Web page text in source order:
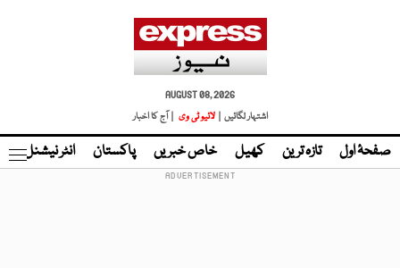
AUGUST 08, 2026
اشتہار لگائیں |
لائیو ٹی وی | آج کا اخبار
صفحۂ اول تازہ ترین کھیل خاص خبریں پاکستان انٹر نیشنل